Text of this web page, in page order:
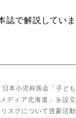
誌で解説していま
本小児科医会「子ども
ディア北海道」を設立
スクについて啓蒙活動